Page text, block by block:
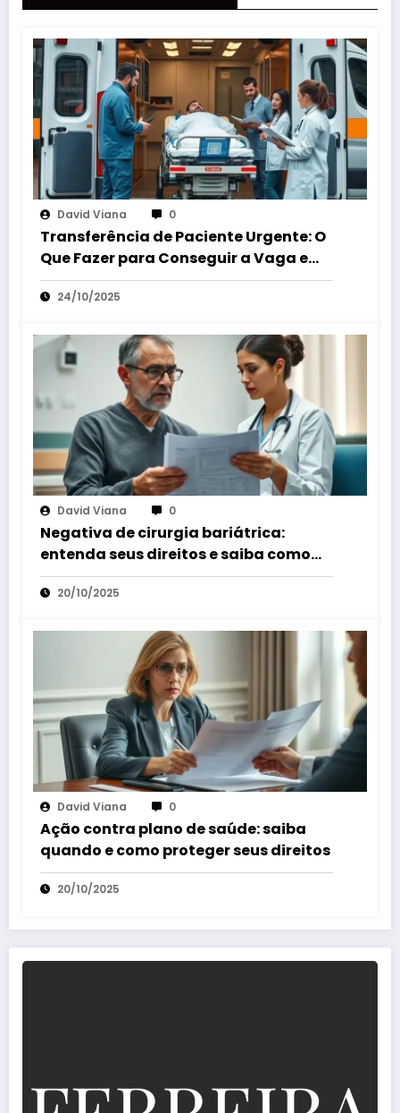
David Viana 0
Transferência de Paciente Urgente: O
Que Fazer para Conseguir a Vaga em
Outro Hospital.
24/10/2025
David Viana 0
Negativa de cirurgia bariátrica:
entenda seus direitos e saiba como
agir
20/10/2025
David Viana 0
Ação contra plano de saúde: saiba
quando e como proteger seus direitos
20/10/2025